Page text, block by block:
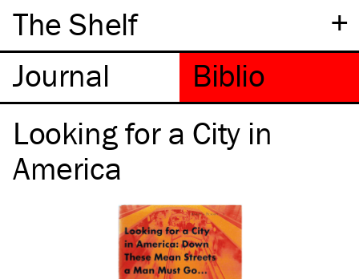
+
The Shelf
Looking for a City in
America